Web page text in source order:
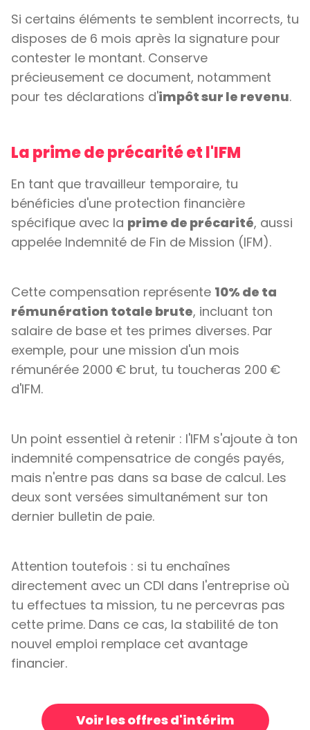
Si certains éléments te semblent incorrects, tu
disposes de 6 mois après la signature pour
contester le montant. Conserve
précieusement ce document, notamment
pour tes déclarations d'impôt sur le revenu.
La prime de précarité et l'IFM
En tant que travailleur temporaire, tu
bénéficies d'une protection financière
spécifique avec la prime de précarité, aussi
appelée Indemnité de Fin de Mission (IFM).
Cette compensation représente 10% de ta
rémunération totale brute, incluant ton
salaire de base et tes primes diverses. Par
exemple, pour une mission d'un mois
rémunérée 2000 € brut, tu toucheras 200 €
d'IFM.
Un point essentiel à retenir : l'IFM s'ajoute à ton
indemnité compensatrice de congés payés,
mais n'entre pas dans sa base de calcul. Les
deux sont versées simultanément sur ton
dernier bulletin de paie.
Attention toutefois : si tu enchaînes
directement avec un CDI dans l'entreprise où
tu effectues ta mission, tu ne percevras pas
cette prime. Dans ce cas, la stabilité de ton
nouvel emploi remplace cet avantage
financier.
Voir les offres d'intérim